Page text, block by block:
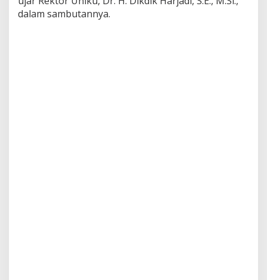
dalam sambutannya.